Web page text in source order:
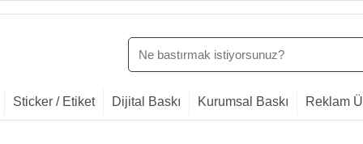
Sticker / Etiket Dijital Baskı Kurumsal Baskı Reklam